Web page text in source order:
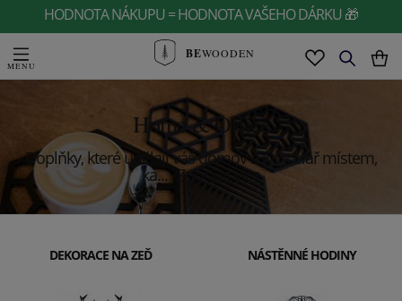
HODNOTA NÁKUPU = HODNOTA VAŠEHO DÁRKU 🎁
BEWOODEN
Home & Office
Doplňky, které udělají váš domov a kancelář místem,
ka... Zobrazit více
DEKORACE NA ZEĎ NÁSTĚNNÉ HODINY